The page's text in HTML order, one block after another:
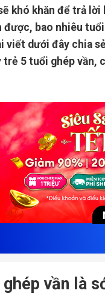
khó khăn để trả lời
được, bao nhiêu
viết dưới đây chia
5 tuổi ghép vần,
vần là